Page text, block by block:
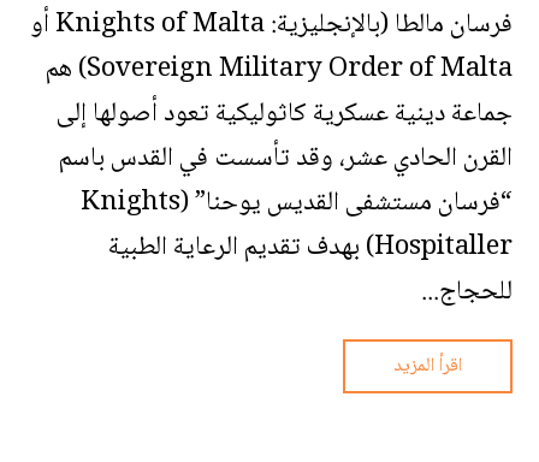
فرسان مالطا (بالإنجليزية: Knights of Malta أو
Sovereign Military Order of Malta) هم
جماعة دينية عسكرية كاثوليكية تعود أصولها إلى
القرن الحادي عشر، وقد تأسست في القدس باسم
“فرسان مستشفى القديس يوحنا” (Knights
Hospitaller) بهدف تقديم الرعاية الطبية
للحجاج...
اقرأ المزيد